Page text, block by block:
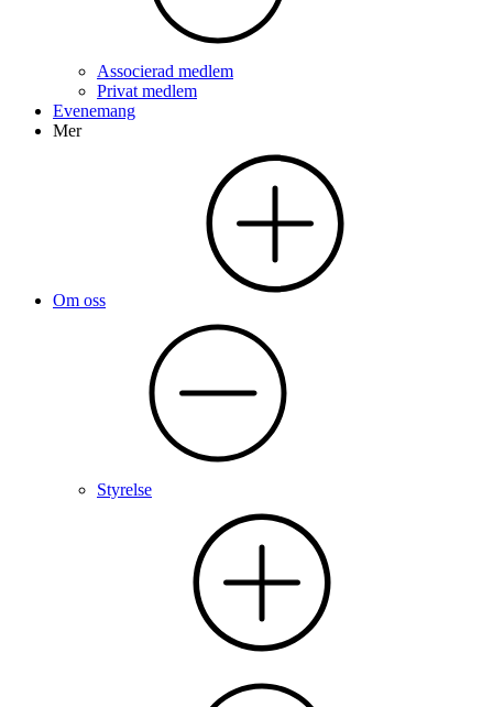
Associerad medlem
Privat medlem
Evenemang
Mer
Om oss
Styrelse